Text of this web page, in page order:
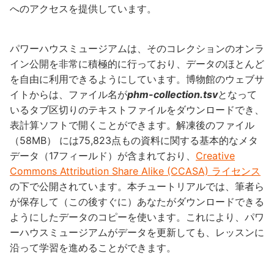
へのアクセスを提供しています。
パワーハウスミュージアムは、そのコレクションのオンラ
イン公開を非常に積極的に行っており、データのほとんど
を自由に利用できるようにしています。博物館のウェブサ
イトからは、ファイル名がphm-collection.tsvとなって
いるタブ区切りのテキストファイルをダウンロードでき、
表計算ソフトで開くことができます。解凍後のファイル
（58MB） には75,823点もの資料に関する基本的なメタ
データ（17フィールド）が含まれており、 Creative
Commons Attribution Share Alike (CCASA) ライセンス
の下で公開されています。本チュートリアルでは、筆者ら
が保存して（この後すぐに）あなたがダウンロードできる
ようにしたデータのコピーを使います。これにより、パワ
ーハウスミュージアムがデータを更新しても、レッスンに
沿って学習を進めることができます。